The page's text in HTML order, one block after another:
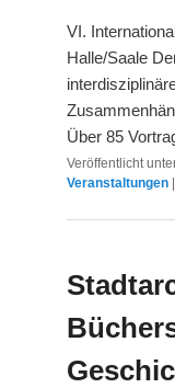
VI.
Halle/Saale
Über 85
Veröffentlicht
Veranstaltungen